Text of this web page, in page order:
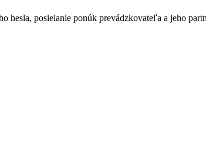
hesla, posielanie ponúk prevádzkovateľa a jeho